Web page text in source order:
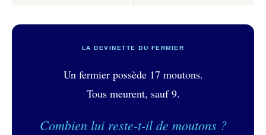
LA DEVINETTE DU FERMIER
Un fermier possède 17 moutons.
Tous meurent, sauf 9.
Combien lui reste-t-il de moutons ?